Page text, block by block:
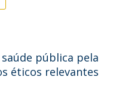
pública pela
éticos relevantes